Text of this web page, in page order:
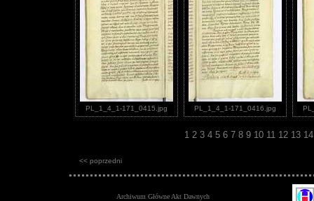
PL_1_4_1-171_0415.jpg PL_1_4_1-171_0416.jpg
1 2 3 4 5 6 7 8 9 10 11 12 13
<< poprzedni
Archiwum Główne Akt Dawnych